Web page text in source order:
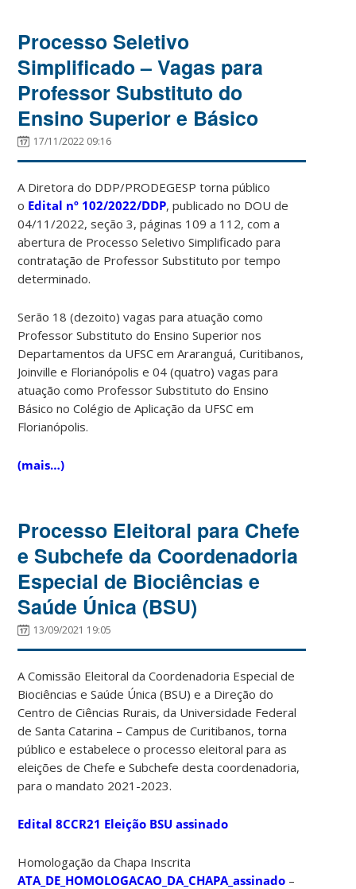
Processo Seletivo
Simplificado – Vagas para
Professor Substituto do
Ensino Superior e Básico
17/11/2022 09:16
A Diretora do DDP/PRODEGESP torna público
o Edital nº 102/2022/DDP, publicado no DOU de
04/11/2022, seção 3, páginas 109 a 112, com a
abertura de Processo Seletivo Simplificado para
contratação de Professor Substituto por tempo
determinado.
Serão 18 (dezoito) vagas para atuação como
Professor Substituto do Ensino Superior nos
Departamentos da UFSC em Araranguá, Curitibanos,
Joinville e Florianópolis e 04 (quatro) vagas para
atuação como Professor Substituto do Ensino
Básico no Colégio de Aplicação da UFSC em
Florianópolis.
(mais…)
Processo Eleitoral para Chefe
e Subchefe da Coordenadoria
Especial de Biociências e
Saúde Única (BSU)
13/09/2021 19:05
A Comissão Eleitoral da Coordenadoria Especial de
Biociências e Saúde Única (BSU) e a Direção do
Centro de Ciências Rurais, da Universidade Federal
de Santa Catarina – Campus de Curitibanos, torna
público e estabelece o processo eleitoral para as
eleições de Chefe e Subchefe desta coordenadoria,
para o mandato 2021-2023.
Edital 8CCR21 Eleição BSU assinado
Homologação da Chapa Inscrita
ATA_DE_HOMOLOGACAO_DA_CHAPA_assinado –